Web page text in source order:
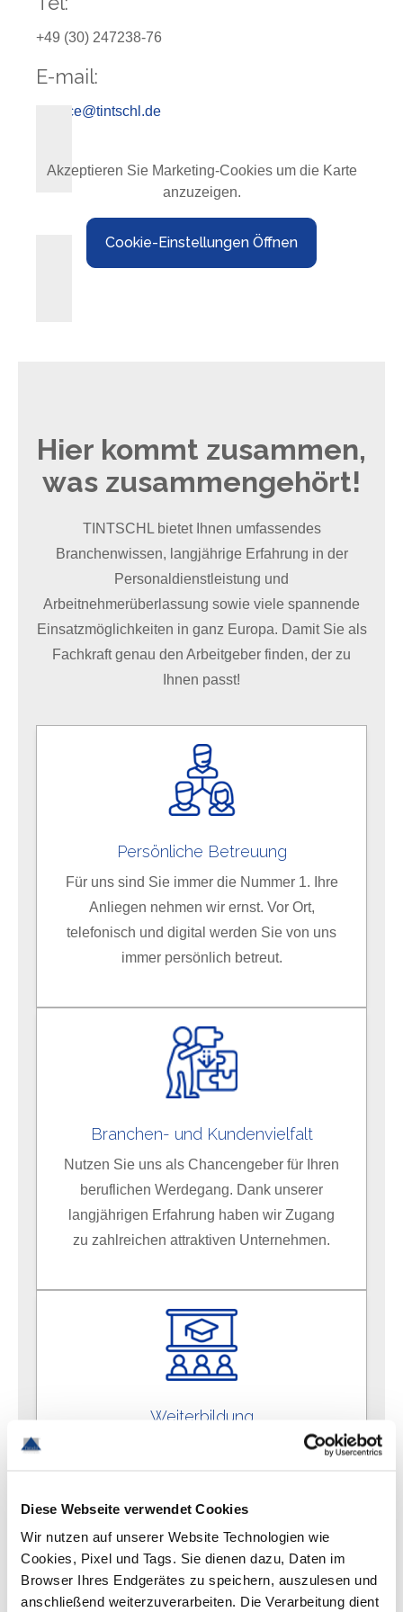
Diese Webseite verwendet Cookies
Wir nutzen auf unserer Website Technologien wie
Cookies, Pixel und Tags. Sie dienen dazu, Daten im
Browser Ihres Endgerätes zu speichern, auszulesen und
anschließend weiterzuverarbeiten. Die Verarbeitung dient
+49 (30) 247238-76
E-mail:
service@tintschl.de
Akzeptieren Sie Marketing-Cookies um die Karte
anzuzeigen.
Cookie-Einstellungen Öffnen
Hier kommt zusammen,
was zusammengehört!
TINTSCHL bietet Ihnen umfassendes
Branchenwissen, langjährige Erfahrung in der
Personaldienstleistung und
Arbeitnehmerüberlassung sowie viele spannende
Einsatzmöglichkeiten in ganz Europa. Damit Sie als
Fachkraft genau den Arbeitgeber finden, der zu
Ihnen passt!
Persönliche Betreuung
Für uns sind Sie immer die Nummer 1. Ihre
Anliegen nehmen wir ernst. Vor Ort,
telefonisch und digital werden Sie von uns
immer persönlich betreut.
Branchen- und Kundenvielfalt
Nutzen Sie uns als Chancengeber für Ihren
beruflichen Werdegang. Dank unserer
langjährigen Erfahrung haben wir Zugang
zu zahlreichen attraktiven Unternehmen.
Weiterbildung
In enger Abstimmung mit unserem Kunden